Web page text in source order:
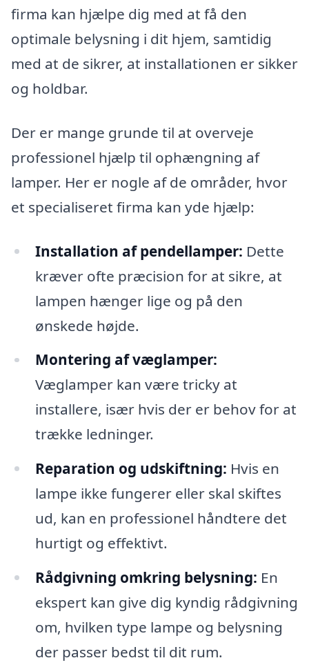
firma kan hjælpe dig med at få den
optimale belysning i dit hjem, samtidig
med at de sikrer, at installationen er sikker
og holdbar.
Der er mange grunde til at overveje
professionel hjælp til ophængning af
lamper. Her er nogle af de områder, hvor
et specialiseret firma kan yde hjælp:
Installation af pendellamper: Dette
kræver ofte præcision for at sikre, at
lampen hænger lige og på den
ønskede højde.
Montering af væglamper:
Væglamper kan være tricky at
installere, især hvis der er behov for at
trække ledninger.
Reparation og udskiftning: Hvis en
lampe ikke fungerer eller skal skiftes
ud, kan en professionel håndtere det
hurtigt og effektivt.
Rådgivning omkring belysning: En
ekspert kan give dig kyndig rådgivning
om, hvilken type lampe og belysning
der passer bedst til dit rum.